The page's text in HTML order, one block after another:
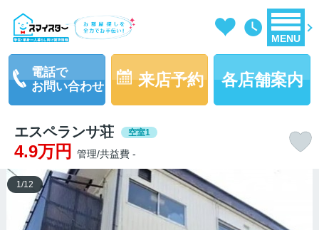
MENU
電話で
お問い合わせ
来店予約 各店舗案内
エスペランサ荘 空室1
4.9万円 管理/共益費 -
1/12